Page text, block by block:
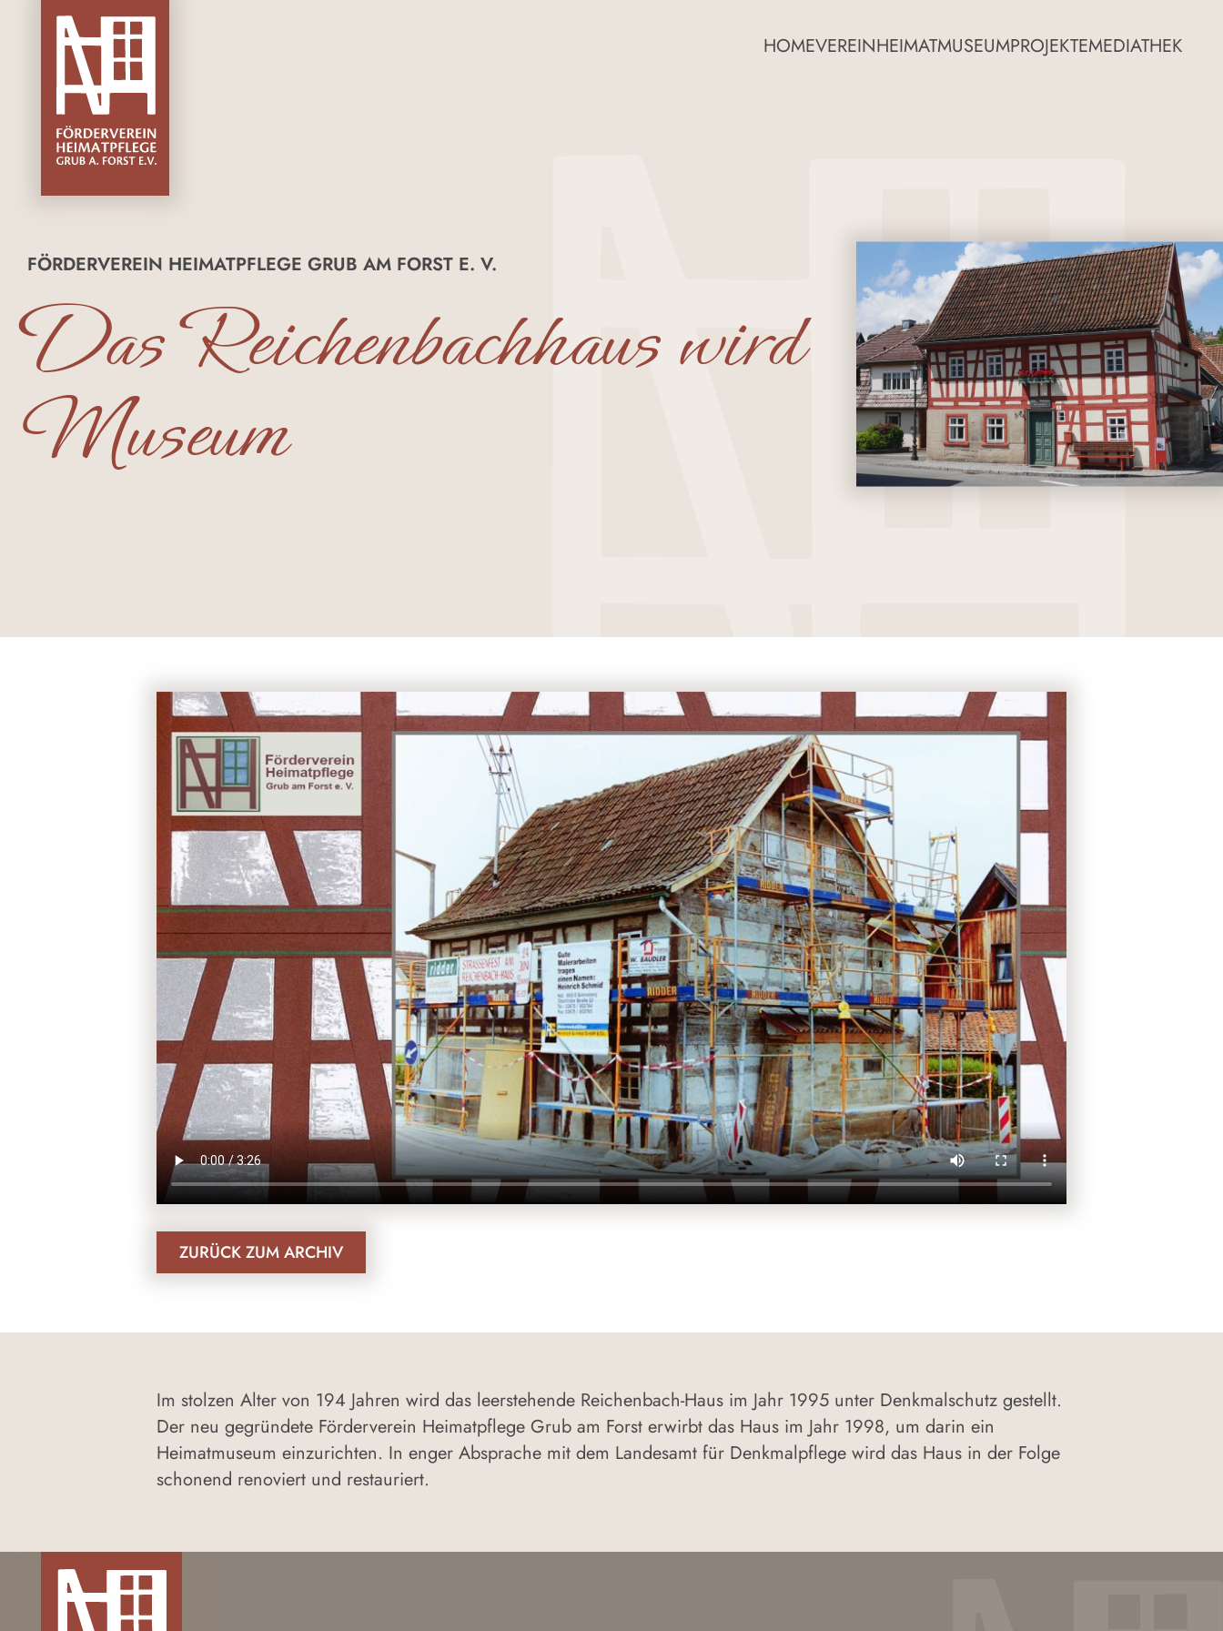
HOMEVEREINHEIMATMUSEUMPROJEKTEMEDIATHEK
FÖRDERVEREIN HEIMATPFLEGE GRUB AM FORST E. V.
Das Reichenbachhaus wird
Museum
ZURÜCK ZUM ARCHIV
Im stolzen Alter von 194 Jahren wird das leerstehende Reichenbach-Haus im Jahr 1995 unter Denkmalschutz gestellt.
Der neu gegründete Förderverein Heimatpflege Grub am Forst erwirbt das Haus im Jahr 1998, um darin ein
Heimatmuseum einzurichten. In enger Absprache mit dem Landesamt für Denkmalpflege wird das Haus in der Folge
schonend renoviert und restauriert.